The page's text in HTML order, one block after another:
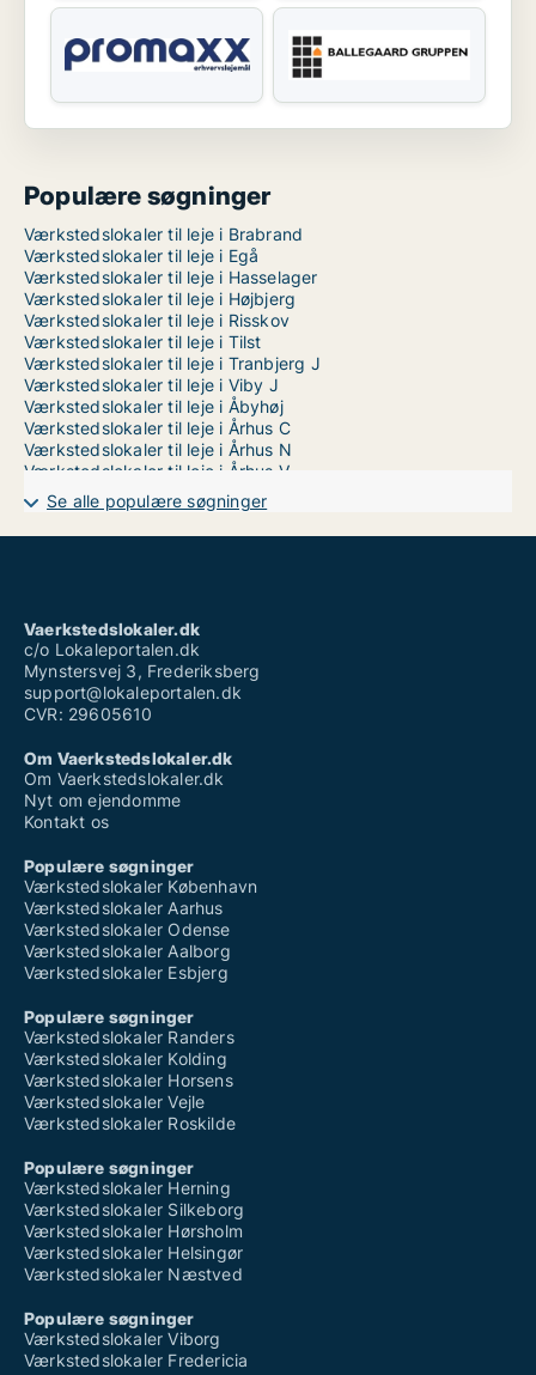
Populære søgninger
Værkstedslokaler til leje i Brabrand
Værkstedslokaler til leje i Egå
Værkstedslokaler til leje i Hasselager
Værkstedslokaler til leje i Højbjerg
Værkstedslokaler til leje i Risskov
Værkstedslokaler til leje i Tilst
Værkstedslokaler til leje i Tranbjerg J
Værkstedslokaler til leje i Viby J
Værkstedslokaler til leje i Åbyhøj
Værkstedslokaler til leje i Århus C
Værkstedslokaler til leje i Århus N
Værkstedslokaler til leje i Århus V
Værkstedslokaler til salg i Brabrand
Værkstedslokaler til salg i Egå
Værkstedslokaler til salg i Hasselager
Værkstedslokaler til salg i Tranbjerg J
Værkstedslokaler til salg i Viby J
Værkstedslokaler til salg i Åbyhøj
Værkstedslokaler til salg i Århus C
Værkstedslokaler til salg i Århus N
Se alle populære søgninger
Vaerkstedslokaler.dk
c/o Lokaleportalen.dk
Mynstersvej 3, Frederiksberg
support@lokaleportalen.dk
CVR: 29605610
Om Vaerkstedslokaler.dk
Om Vaerkstedslokaler.dk
Nyt om ejendomme
Kontakt os
Populære søgninger
Værkstedslokaler København
Værkstedslokaler Aarhus
Værkstedslokaler Odense
Værkstedslokaler Aalborg
Værkstedslokaler Esbjerg
Populære søgninger
Værkstedslokaler Randers
Værkstedslokaler Kolding
Værkstedslokaler Horsens
Værkstedslokaler Vejle
Værkstedslokaler Roskilde
Populære søgninger
Værkstedslokaler Herning
Værkstedslokaler Silkeborg
Værkstedslokaler Hørsholm
Værkstedslokaler Helsingør
Værkstedslokaler Næstved
Populære søgninger
Værkstedslokaler Viborg
Værkstedslokaler Fredericia